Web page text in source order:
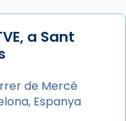
per Mn.
i té una
Després,
al voltant
a Sant
de Mercé
Espanya